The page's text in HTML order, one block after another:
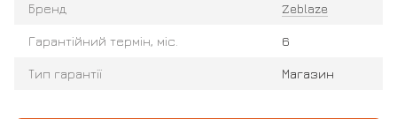
Бренд Zeblaze
Гарантійний термін, міс. 6
Тип гарантії Магазин